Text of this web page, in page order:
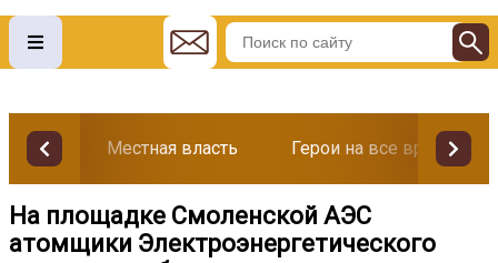
Местная власть Герои на все времена
На площадке Смоленской АЭС
атомщики Электроэнергетического